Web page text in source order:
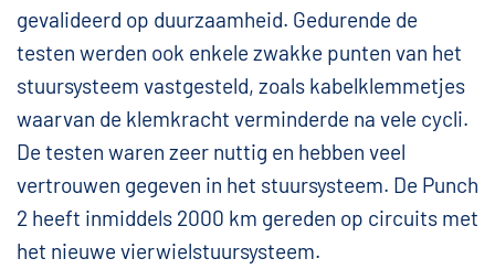
gevalideerd op duurzaamheid. Gedurende de
testen werden ook enkele zwakke punten van het
stuursysteem vastgesteld, zoals kabelklemmetjes
waarvan de klemkracht verminderde na vele cycli.
De testen waren zeer nuttig en hebben veel
vertrouwen gegeven in het stuursysteem. De Punch
2 heeft inmiddels 2000 km gereden op circuits met
het nieuwe vierwielstuursysteem.